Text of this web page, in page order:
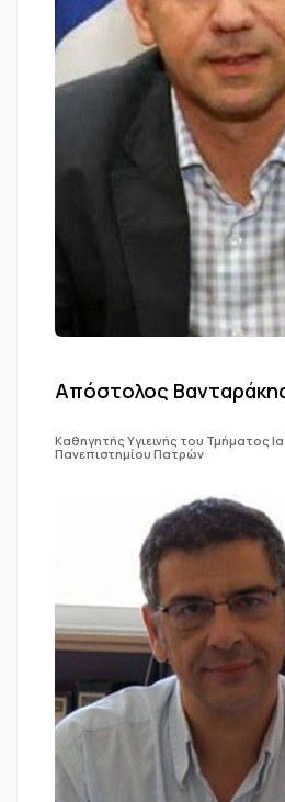
Απόστολος
Καθηγητής Υγιεινής του Τμήματος
Πανεπιστημίου Πατρών